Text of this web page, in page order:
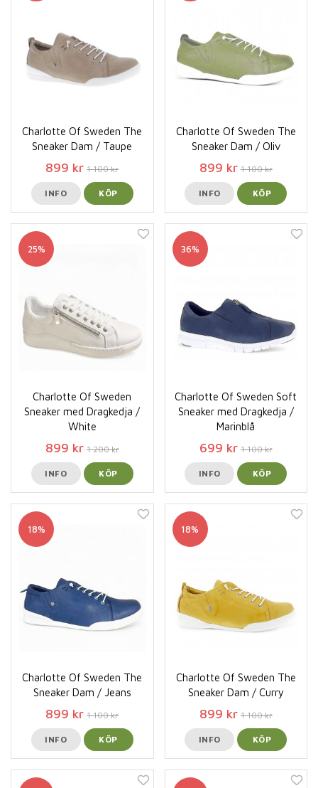
Charlotte Of Sweden The
Sneaker Dam / Taupe
899 kr 1 100 kr
INFO KÖP
Charlotte Of Sweden The
Sneaker Dam / Oliv
899 kr 1 100 kr
INFO KÖP
25%
Charlotte Of Sweden
Sneaker med Dragkedja /
White
899 kr 1 200 kr
INFO KÖP
36%
Charlotte Of Sweden Soft
Sneaker med Dragkedja /
Marinblå
699 kr 1 100 kr
INFO KÖP
18%
Charlotte Of Sweden The
Sneaker Dam / Jeans
899 kr 1 100 kr
INFO KÖP
18%
Charlotte Of Sweden The
Sneaker Dam / Curry
899 kr 1 100 kr
INFO KÖP